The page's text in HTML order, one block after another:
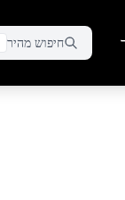
חיפוש מהיר